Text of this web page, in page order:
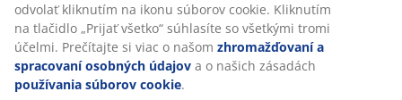
odvolať kliknutím na ikonu súborov cookie. Kliknutím
na tlačidlo „Prijať všetko“ súhlasíte so všetkými tromi
účelmi. Prečítajte si viac o našom zhromažďovaní a
spracovaní osobných údajov a o našich zásadách
používania súborov cookie.